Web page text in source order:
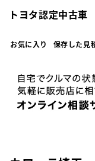
トヨタ認定中古車
お気に入り 保存した見